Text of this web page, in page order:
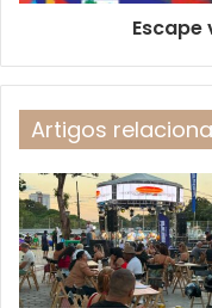
Escape
Artigos